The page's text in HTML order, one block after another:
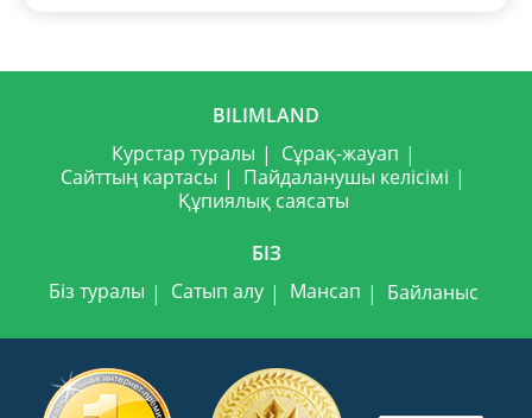
BILIMLAND
Курстар туралы
Сұрақ-жауап
Сайттың картасы
Пайдаланушы келісімі
Құпиялық саясаты
БІЗ
Біз туралы
Сатып алу Мансап Байланыс